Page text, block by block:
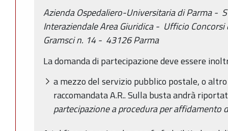
Azienda Ospedaliero-Universitaria di Parma -
Interaziendale Area Giuridica - Ufficio
Gramsci n. 14 - 43126 Parma
La domanda di partecipazione deve essere
a mezzo del servizio pubblico postale, o
raccomandata A.R.. Sulla busta andrà
partecipazione a procedura per affidamento